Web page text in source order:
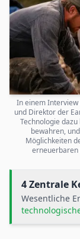
In einem Interview
und Direktor der
Technologie
bewahren,
Möglichkeiten
erneuerbaren
4 Zentrale
Wesentliche